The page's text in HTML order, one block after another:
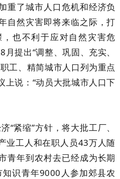
重了城市人口危机和经济负
自然灾害即将来临之际，打
也不利于应对自然灾害危
提出“调整、巩固、充实、
工、精简城市人口列为重点
上说：“动员大批城市人口下
“紧缩”方针，将大批工厂、
业工人和在职人员43万人随
青年到农村去已经成为长期
识青年9000人参加郊县农